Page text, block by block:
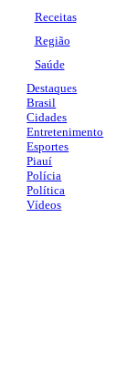
Receitas
Região
Saúde
Destaques
Brasil
Cidades
Entretenimento
Esportes
Piauí
Polícia
Política
Vídeos